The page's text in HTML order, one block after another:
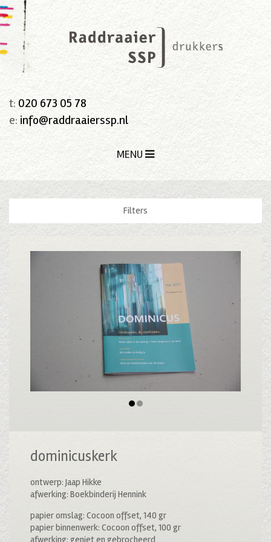
t: 020 673 05 78
e: info@raddraaierssp.nl
MENU
Filters
dominicuskerk
ontwerp: Jaap Hikke
afwerking: Boekbinderij Hennink
papier omslag: Cocoon offset, 140 gr
papier binnenwerk: Cocoon offset, 100 gr
afwerking: geniet en gebrocheerd